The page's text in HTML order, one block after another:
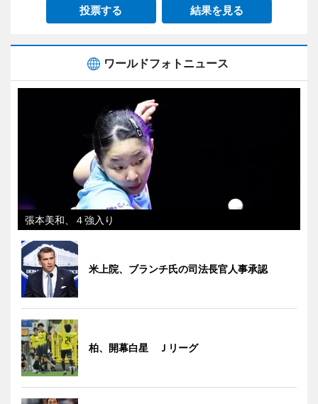
投票する 結果を見る
ワールドフォトニュース
張本美和、４強入り
米上院、ブランチ氏の司法長官人事承認
柏、開幕白星 Ｊリーグ